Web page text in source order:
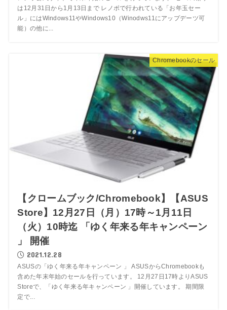
は12月31日から1月13日まで レノボで行われている「お年玉セー
ル」にはWindows11やWindows10（Winodws11にアップデーツ可
能）の他に...
Chromebookのセール
【クロームブック/Chromebook】【ASUS
Store】12月27日（月）17時～1月11日
（火）10時迄 「ゆく年来る年キャンペーン
」 開催
2021.12.28
ASUSの「ゆく年来る年キャンペーン 」 ASUSからChromebookも
含めた年末年始のセールを行っています。 12月27日17時よりASUS
Storeで、「ゆく年来る年キャンペーン 」開催しています。 期間限
定で...